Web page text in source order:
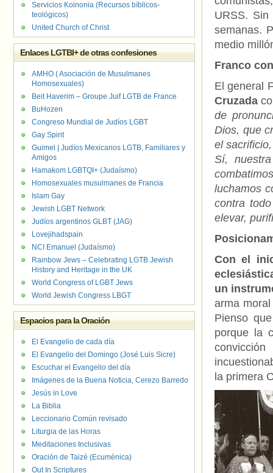
URSS.
semanas.
medio
Franco
El general
Cruzada
de
Dios, que
el
Sí,
luchamos
contra
elevar,
Con el
un
arma
Pienso
porque la
la primera
Servicios Koinonia (Recursos bíblicos-
teológicos)
United Church of Christ
Enlaces LGTBI+ de otras confesiones
AMHO ( Asociación de Musulmanes
Homosexuales)
Beit Haverim – Groupe Juif LGTB de France
BuHozen
Congreso Mundial de Judíos LGBT
Gay Spirit
Guimel | Judíos Mexicanos LGTB, Familiares y
Amigos
Hamakom LGBTQI+ (Judaísmo)
Homosexuales musulmanes de Francia
Islam Gay
Jewish LGBT Network
Judíos argentinos GLBT (JAG)
Lovejihadspain
NCI Emanuel (Judaísmo)
Rainbow Jews – Celebrating LGTB Jewish
History and Heritage in the UK
World Congress of LGBT Jews
World Jewish Congress LBGT
Espacios para la Oración
El Evangelio de cada día
El Evangelio del Domingo (José Luis Sicre)
Escuchar el Evangelio del día
Imágenes de la Buena Noticia, Cerezo Barredo
Jesús in Love
La Biblia
Leccionario Común revisado
Liturgia de las Horas
Meditaciones Inclusivas
Oración de Taizé (Ecuménica)
Out In Scriptures